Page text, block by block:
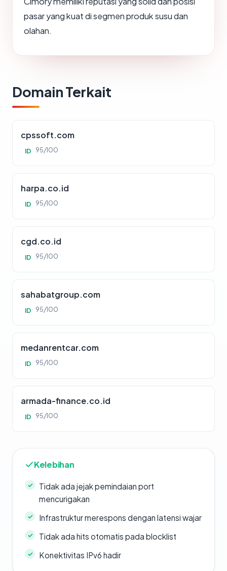
pasar yang kuat di segmen produk susu dan
olahan.
Domain Terkait
cpssoft.com
ID 95/100
harpa.co.id
ID 95/100
cgd.co.id
ID 95/100
sahabatgroup.com
ID 95/100
medanrentcar.com
ID 95/100
armada-finance.co.id
ID 95/100
Kelebihan
Tidak ada jejak pemindaian port
mencurigakan
Infrastruktur merespons dengan latensi wajar
Tidak ada hits otomatis pada blocklist
Konektivitas IPv6 hadir